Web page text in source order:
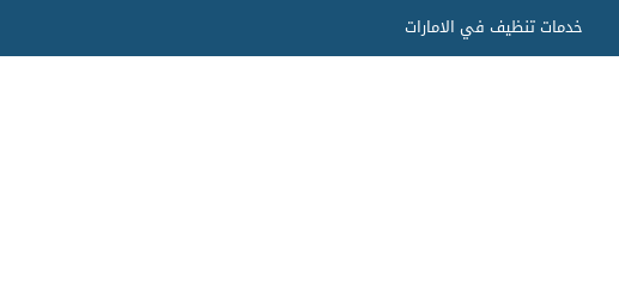
to
خدمات تنظيف في الامارات